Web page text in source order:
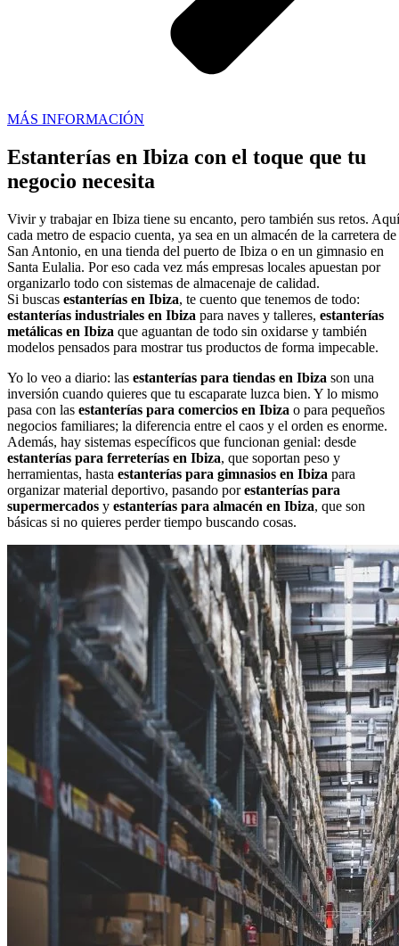
MÁS INFORMACIÓN
Estanterías en Ibiza con el toque que tu
negocio necesita
Vivir y trabajar en Ibiza tiene su encanto, pero también sus retos. Aquí
cada metro de espacio cuenta, ya sea en un almacén de la carretera de
San Antonio, en una tienda del puerto de Ibiza o en un gimnasio en
Santa Eulalia. Por eso cada vez más empresas locales apuestan por
organizarlo todo con sistemas de almacenaje de calidad.
Si buscas estanterías en Ibiza, te cuento que tenemos de todo:
estanterías industriales en Ibiza para naves y talleres, estanterías
metálicas en Ibiza que aguantan de todo sin oxidarse y también
modelos pensados para mostrar tus productos de forma impecable.
Yo lo veo a diario: las estanterías para tiendas en Ibiza son una
inversión cuando quieres que tu escaparate luzca bien. Y lo mismo
pasa con las estanterías para comercios en Ibiza o para pequeños
negocios familiares; la diferencia entre el caos y el orden es enorme.
Además, hay sistemas específicos que funcionan genial: desde
estanterías para ferreterías en Ibiza, que soportan peso y
herramientas, hasta estanterías para gimnasios en Ibiza para
organizar material deportivo, pasando porestanterías para
supermercados y estanterías para almacén en Ibiza, que son
básicas si no quieres perder tiempo buscando cosas.